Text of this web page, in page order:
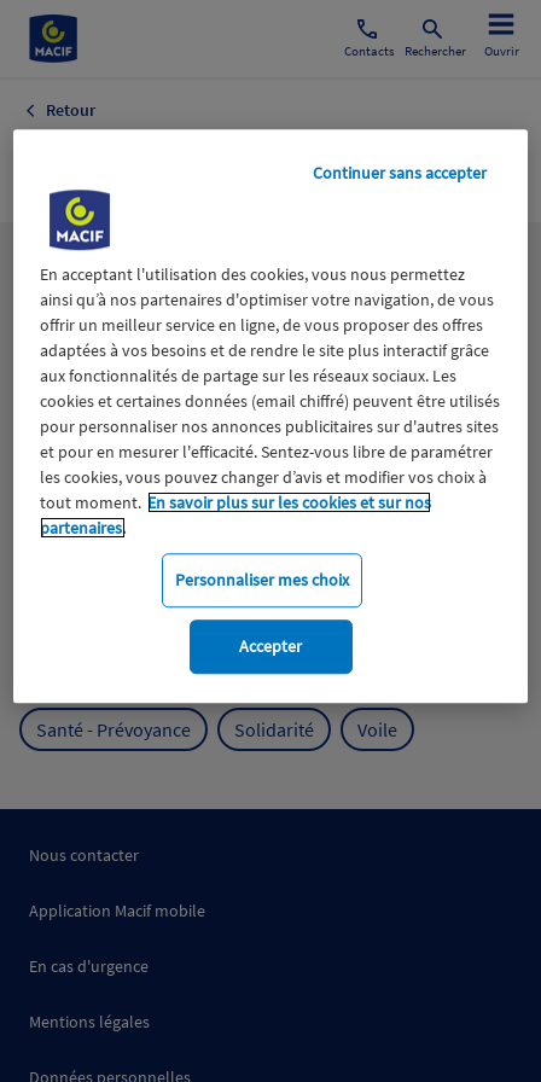
Contacts Rechercher Ouvrir
Retour
Lesthématiques
Aidants Catastrophes naturelles Climat
ESS
Expérience clients Fondation Macif Jeunesse
Mobilité
Protection de l'environnement
Protection des océans Prévention
Santé - Prévoyance Solidarité Voile
Nous contacter
Application Macif mobile
En cas d'urgence
Mentions légales
Données personnelles
En acceptant l'utilisation des cookies, vous nous permettez
ainsi qu’à nos partenaires d'optimiser votre navigation, de vous
offrir un meilleur service en ligne, de vous proposer des offres
adaptées à vos besoins et de rendre le site plus interactif grâce
aux fonctionnalités de partage sur les réseaux sociaux. Les
cookies et certaines données (email chiffré) peuvent être utilisés
pour personnaliser nos annonces publicitaires sur d'autres sites
et pour en mesurer l'efficacité. Sentez-vous libre de paramétrer
les cookies, vous pouvez changer d’avis et modifier vos choix à
tout moment. En savoir plus sur les cookies et sur nos
partenaires.
Personnaliser mes choix
Continuer sans accepter
Accepter